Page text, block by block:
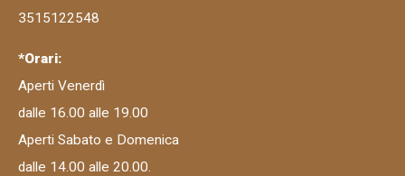
3515122548
*Orari:
Aperti Venerdì
dalle 16.00 alle 19.00
Aperti Sabato e Domenica
dalle 14.00 alle 20.00.